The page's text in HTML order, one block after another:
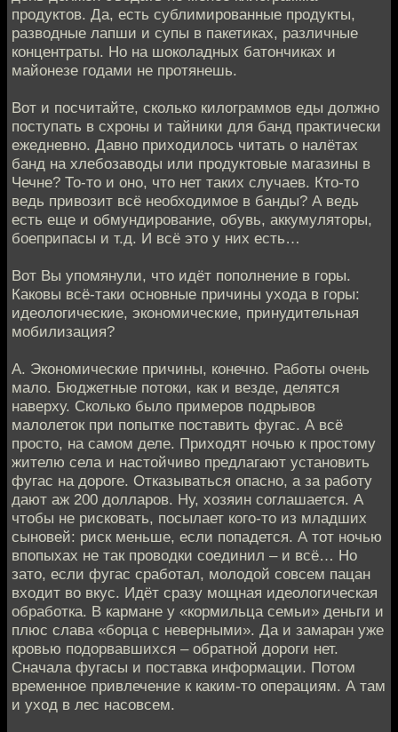
продуктов. Да, есть сублимированные продукты,
разводные лапши и супы в пакетиках, различные
концентраты. Но на шоколадных батончиках и
майонезе годами не протянешь.
Вот и посчитайте, сколько килограммов еды должно
поступать в схроны и тайники для банд практически
ежедневно. Давно приходилось читать о налётах
банд на хлебозаводы или продуктовые магазины в
Чечне? То-то и оно, что нет таких случаев. Кто-то
ведь привозит всё необходимое в банды? А ведь
есть еще и обмундирование, обувь, аккумуляторы,
боеприпасы и т.д. И всё это у них есть…
Вот Вы упомянули, что идёт пополнение в горы.
Каковы всё-таки основные причины ухода в горы:
идеологические, экономические, принудительная
мобилизация?
А. Экономические причины, конечно. Работы очень
мало. Бюджетные потоки, как и везде, делятся
наверху. Сколько было примеров подрывов
малолеток при попытке поставить фугас. А всё
просто, на самом деле. Приходят ночью к простому
жителю села и настойчиво предлагают установить
фугас на дороге. Отказываться опасно, а за работу
дают аж 200 долларов. Ну, хозяин соглашается. А
чтобы не рисковать, посылает кого-то из младших
сыновей: риск меньше, если попадется. А тот ночью
впопыхах не так проводки соединил – и всё… Но
зато, если фугас сработал, молодой совсем пацан
входит во вкус. Идёт сразу мощная идеологическая
обработка. В кармане у «кормильца семьи» деньги и
плюс слава «борца с неверными». Да и замаран уже
кровью подорвавшихся – обратной дороги нет.
Сначала фугасы и поставка информации. Потом
временное привлечение к каким-то операциям. А там
и уход в лес насовсем.